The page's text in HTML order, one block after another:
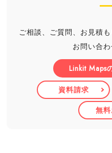
ご相談、ご質問、お見積
お問い合わ
Linkit Maps
資料請求
無